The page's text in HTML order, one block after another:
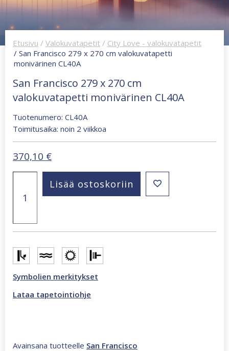
Etusivu / Valokuvatapetit / City Love - valokuvatapetit
/ San Francisco 279 x 270 cm valokuvatapetti
monivärinen CL40A
San Francisco 279 x 270 cm
valokuvatapetti monivärinen CL40A
Tuotenumero: CL40A
Toimitusaika: noin 2 viikkoa
370,10 €
279
cm
monivärinen
CL40A
Lisää ostoskoriin
Symbolien merkitykset
Lataa tapetointiohje
Avainsana tuotteelle San Francisco